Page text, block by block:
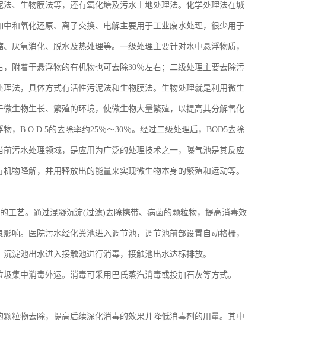
、生物膜法等，还有氧化塘及污水土地处理法。化学处理法在城
和氧化还原、离子交换、电解主要用于工业废水处理，很少用于
厌氧消化、脱水及热处理等。一级处理主要针对水中悬浮物质，
附着于悬浮物的有机物也可去除30％左右；二级处理主要去除污
法，具体方式有活性污泥法和生物膜法。生物处理就是利用微生
生物生长、繁殖的环境，使微生物大量繁殖，以提高其分解氧化
，B O D 5的去除率约25％～30％。经过二级处理后，BOD5去除
污水处理领域，是应用为广泛的处理技术之一，曝气池是其反应
物降解，并用释放出的能量来实现微生物本身的繁殖和运动等。
艺。通过混凝沉淀(过滤)去除携带、病菌的颗粒物，提高消毒效
响。医院污水经化粪池进入调节池，调节池前部设置自动格栅，
淀池出水进入接触池进行消毒，接触池出水达标排放。
集中消毒外运。消毒可采用巴氏蒸汽消毒或投加石灰等方式。
粒物去除，提高后续深化消毒的效果并降低消毒剂的用量。其中